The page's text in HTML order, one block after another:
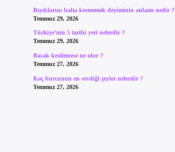
Bıyıklarını balta kesmemek deyiminin anlamı nedir ?
Temmuz 29, 2026
Türkiye’nin 5 tarihi yeri nelerdir ?
Temmuz 29, 2026
Bacak kesilmezse ne olur ?
Temmuz 27, 2026
Koç burcunun en sevdiği şeyler nelerdir ?
Temmuz 27, 2026